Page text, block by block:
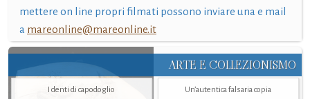
mettere on line propri filmati possono inviare una e mail
a mareonline@mareonline.it
ARTE E COLLEZIONISMO
I denti di capodoglio
Un’autentica falsaria copia